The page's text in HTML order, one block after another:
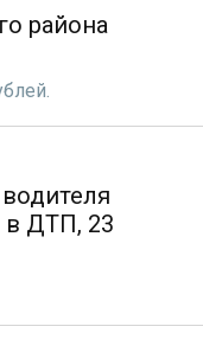
района
в ДТП, 23